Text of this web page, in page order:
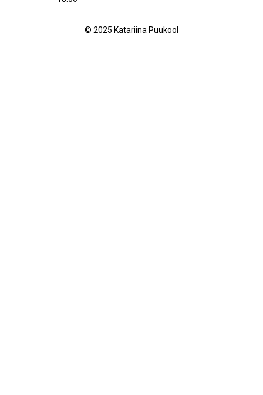
© 2025 Katariina Puukool